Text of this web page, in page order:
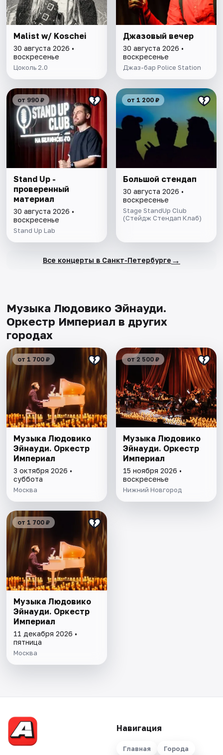
Malist w/ Koschei
30 августа 2026 •
воскресенье
Цоколь 2.0
Джазовый вечер
30 августа 2026 •
воскресенье
Джаз-бар Police Station
от 990 ₽
Stand Up -
проверенный
материал
30 августа 2026 •
воскресенье
Stand Up Lab
от 1 200 ₽
Большой стендап
30 августа 2026 •
воскресенье
Stage StandUp Club
(Стейдж Стендап Клаб)
Все концерты в Санкт-Петербурге →
Музыка Людовико Эйнауди.
Оркестр Империал в других
городах
от 1 700 ₽
Музыка Людовико
Эйнауди. Оркестр
Империал
3 октября 2026 •
суббота
Москва
от 2 500 ₽
Музыка Людовико
Эйнауди. Оркестр
Империал
15 ноября 2026 •
воскресенье
Нижний Новгород
от 1 700 ₽
Музыка Людовико
Эйнауди. Оркестр
Империал
11 декабря 2026 •
пятница
Москва
Навигация
Главная Города